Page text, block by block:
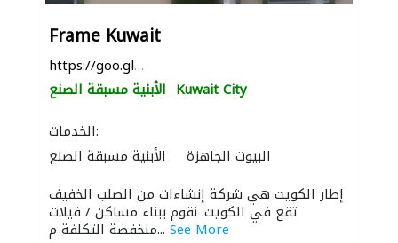
Frame Kuwait
https://goo.gl/maps/wAbNonPyEJ9WxepM9
الأبنية مسبقة الصنع Kuwait City
الخدمات:
الأبنية مسبقة الصنع
البيوت الجاهزة
الحمامات والمطابخ الحديد والأدوات المعدنية
أنظمة الأسقف
إطار الكويت هي شركة إنشاءات من الصلب الخفيف
تقع في الكويت. نقوم ببناء مساكن / فيلات
منخفضة التكلفة م... See More